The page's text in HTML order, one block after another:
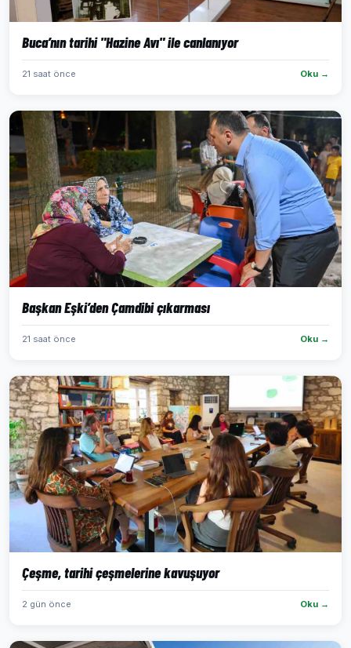
Buca’nın tarihi "Hazine Avı" ile canlanıyor
21 saat önce Oku →
Başkan Eşki’den Çamdibi çıkarması
21 saat önce Oku →
Çeşme, tarihi çeşmelerine kavuşuyor
2 gün önce Oku →